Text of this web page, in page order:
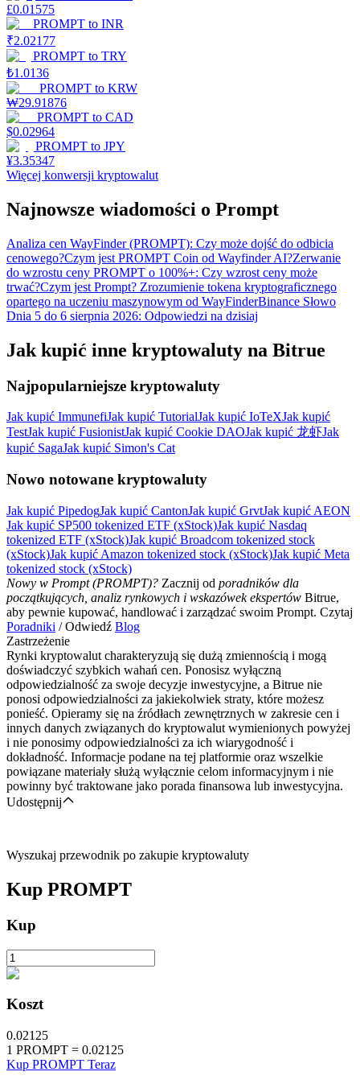
£0.01575
PROMPT to INR
₹2.02177
PROMPT to TRY
₺1.0136
PROMPT to KRW
₩29.91876
PROMPT to CAD
$0.02964
PROMPT to JPY
¥3.35347
Więcej konwersji kryptowalut
Najnowsze wiadomości o Prompt
Analiza cen WayFinder (PROMPT): Czy może dojść do odbicia
cenowego?Czym jest PROMPT Coin od Wayfinder AI?Zerwanie
do wzrostu ceny PROMPT o 100%+: Czy wzrost ceny może
trwać?Czym jest Prompt? Zrozumienie tokena kryptograficznego
opartego na uczeniu maszynowym od WayFinderBinance Słowo
Dnia 5 do 6 sierpnia 2026: Odpowiedzi na dzisiaj
Jak kupić inne kryptowaluty na Bitrue
Najpopularniejsze kryptowaluty
Jak kupić ImmunefiJak kupić TutorialJak kupić IoTeXJak kupić
TestJak kupić FusionistJak kupić Cookie DAOJak kupić 龙虾Jak
kupić SagaJak kupić Simon's Cat
Nowo notowane kryptowaluty
Jak kupić PipedogJak kupić CantonJak kupić GrvtJak kupić AEON
Jak kupić SP500 tokenized ETF (xStock)Jak kupić Nasdaq
tokenized ETF (xStock)Jak kupić Broadcom tokenized stock
(xStock)Jak kupić Amazon tokenized stock (xStock)Jak kupić Meta
tokenized stock (xStock)
Nowy w Prompt (PROMPT)? Zacznij od poradników dla
początkujących, analiz rynkowych i wskazówek ekspertów Bitrue,
aby pewnie kupować, handlować i zarządzać swoim Prompt. Czytaj
Poradniki / Odwiedź Blog
Zastrzeżenie
Rynki kryptowalut charakteryzują się dużą zmiennością i mogą
doświadczyć szybkich wahań cen. Ponosisz wyłączną
odpowiedzialność za swoje decyzje inwestycyjne, a Bitrue nie
ponosi odpowiedzialności za jakiekolwiek straty, które możesz
ponieść. Opieramy się na źródłach zewnętrznych w zakresie cen i
innych danych związanych do kryptowalut wymienionych powyżej
i nie ponosimy odpowiedzialności za ich wiarygodność i
dokładność. Informacje podane na tej platformie oraz wszelkie
powiązane materiały służą wyłącznie celom informacyjnym i nie
powinny być traktowane jako porada finansowa lub inwestycyjna.
Udostępnij
Wyszukaj przewodnik po zakupie kryptowaluty
Kup PROMPT
Kup
Koszt
0.02125
1 PROMPT = 0.02125
Kup PROMPT Teraz